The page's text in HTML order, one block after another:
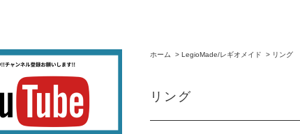
ホーム > LegioMade/レギオメイド > リング
リング